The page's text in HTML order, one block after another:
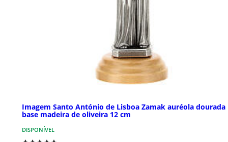
Imagem Santo António de Lisboa Zamak auréola dourada
base madeira de oliveira 12 cm
DISPONÍVEL